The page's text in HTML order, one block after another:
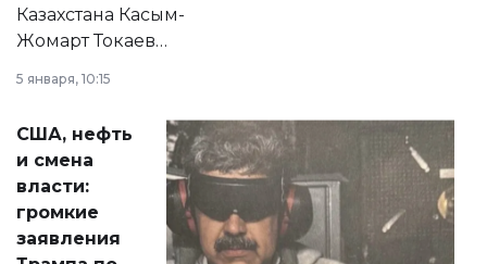
Казахстана Касым-
Жомарт Токаев
сразу несколько
актуальных тем —
от слухов о
политических
реформах до
вопросов армии,
экономики и
5 января, 10:15
США, нефть
и смена
власти:
громкие
заявления